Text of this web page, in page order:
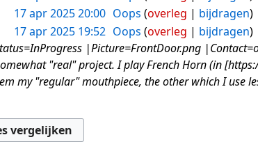
17 apr 2025 20:00 Oops overleg bijdragen
17 apr 2025 19:52 Oops overleg bijdragen
|Picture=FrontDoor.png
"real" project. I play French Horn (in
my "regular" mouthpiece, the other which I use